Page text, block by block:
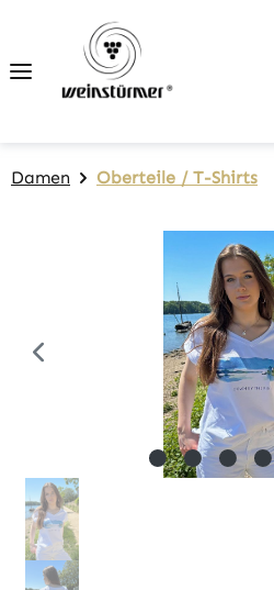
Zum Hauptinhalt springen
Damen Oberteile / T-Shirts
Bildergalerie überspringen